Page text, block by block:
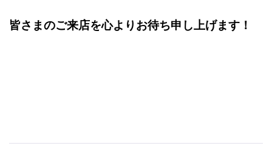
皆さまのご来店を心よりお待ち申し上げます！